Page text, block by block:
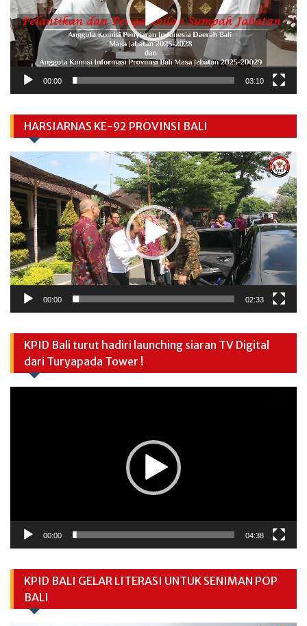
00:00 03:10
HARSIARNAS KE-92 PROVINSI BALI
Video
Player
00:00 02:33
KPID Bali turut hadiri launching siaran TV Digital
dari Turyapada Tower !
00:00 04:38
KPID BALI GELAR LITERASI UNTUK SENIMAN POP
BALI